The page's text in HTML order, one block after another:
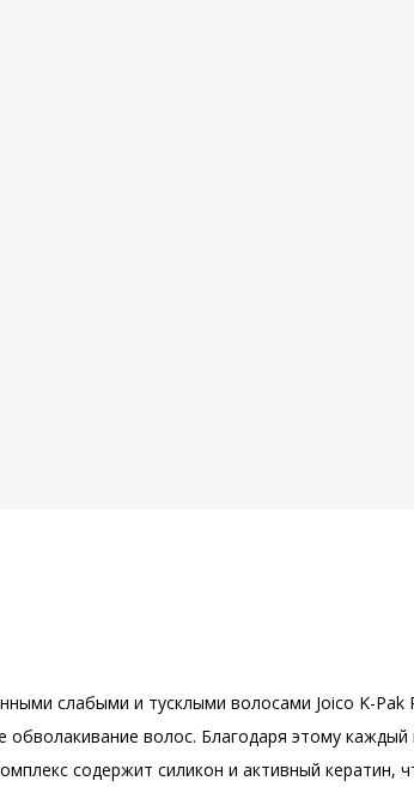
слабыми и тусклыми волосами Joico K-Pak
волос. Благодаря этому
содержит силикон и активный кератин,